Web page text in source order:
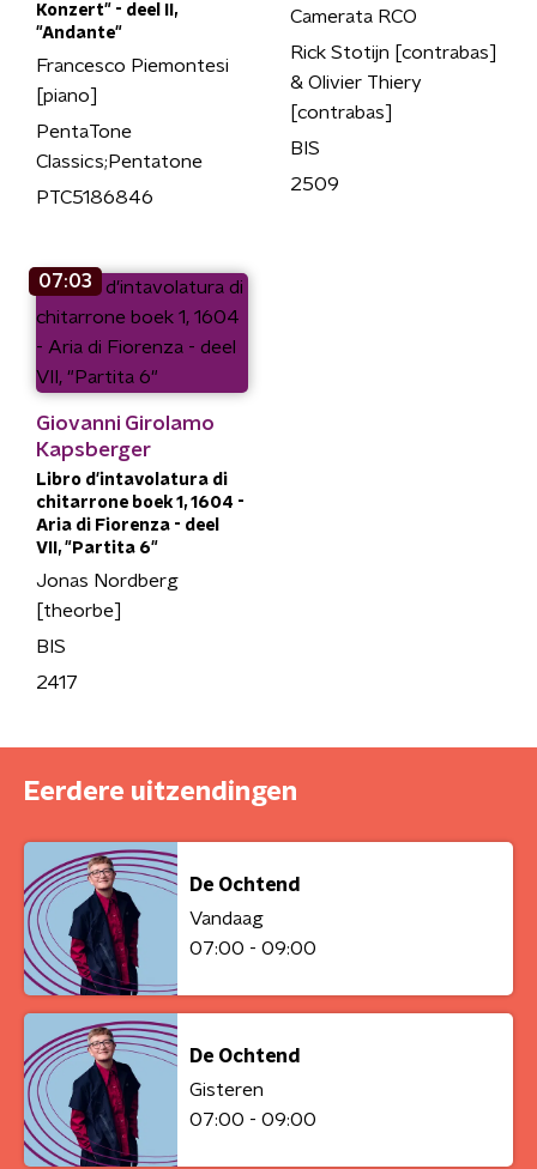
Konzert" - deel II,
"Andante"
Francesco Piemontesi
[piano]
PentaTone
Classics;Pentatone
PTC5186846
Camerata RCO
Rick Stotijn [contrabas]
& Olivier Thiery
[contrabas]
BIS
2509
07:03
Giovanni Girolamo
Kapsberger
Libro d'intavolatura di
chitarrone boek 1, 1604 -
Aria di Fiorenza - deel
VII, "Partita 6"
Jonas Nordberg
[theorbe]
BIS
2417
Eerdere uitzendingen
De Ochtend
Vandaag
07:00 - 09:00
De Ochtend
Gisteren
07:00 - 09:00